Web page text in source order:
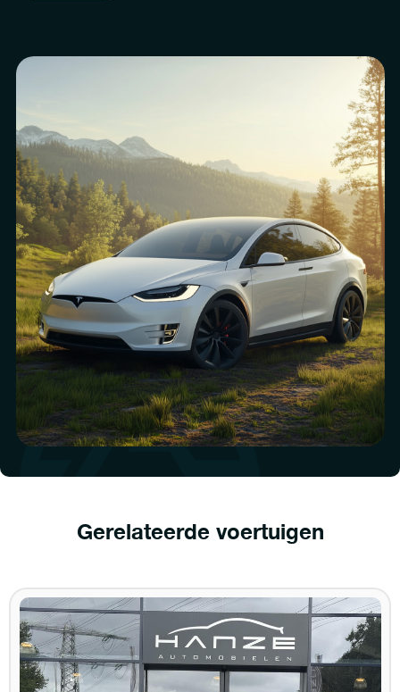
Gerelateerde voertuigen